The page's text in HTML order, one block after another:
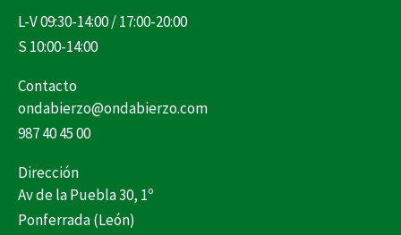
L-V 09:30-14:00 / 17:00-20:00
S 10:00-14:00
Contacto
ondabierzo@ondabierzo.com
987 40 45 00
Dirección
Av de la Puebla 30, 1º
Ponferrada (León)